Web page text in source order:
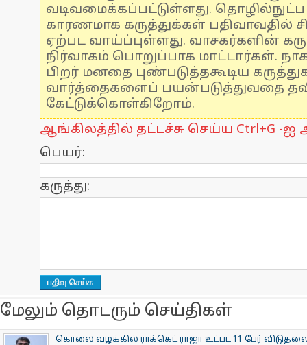
வடிவமைக்கப்பட்டுள்ளது.
காரணமாக கருத்துக்கள் பதிவாவதில்
ஏற்பட வாய்ப்புள்ளது. வாசகர்களின்
நிர்வாகம் பொறுப்பாக மாட்டார்கள்.
பிறர் மனதை புண்படுத்தகூடிய
வார்த்தைகளைப் பயன்படுத்துவதை
கேட்டுக்கொள்கிறோம்.
ஆங்கிலத்தில் தட்டச்சு செய்ய Ctrl+G -ஐ
பெயர்:
கருத்து:
மேலும் தொடரும் செய்திகள்
கொலை வழக்கில் ராக்கெட் ராஜா உட்பட 11 பேர்